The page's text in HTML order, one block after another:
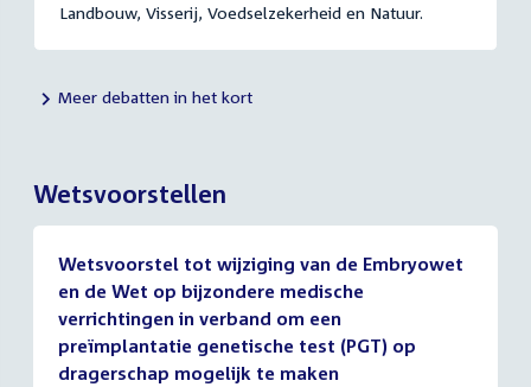
Landbouw, Visserij, Voedselzekerheid en Natuur.
Meer debatten in het kort
Wetsvoorstellen
Wetsvoorstel tot wijziging van de Embryowet
en de Wet op bijzondere medische
verrichtingen in verband om een
preïmplantatie genetische test (PGT) op
dragerschap mogelijk te maken